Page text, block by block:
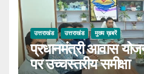
उत्तराखंड उत्तराखंड मुख्य ख़बरें
प्रधानमंत्री आवास
पर उच्चस्तरीय समीक्षा